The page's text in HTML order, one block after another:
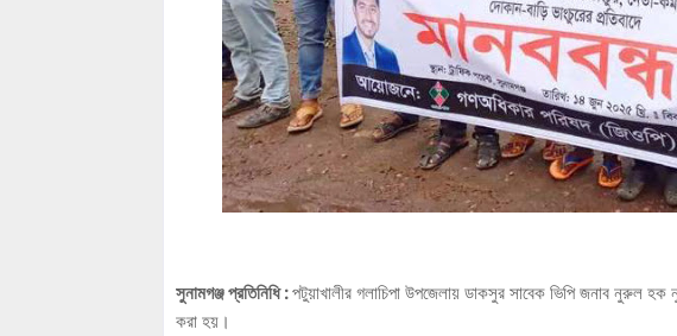
সুনামগঞ্জ প্রতিনিধি :পটুয়াখালীর গলাচিপা উপজেলায় ডাকসুর সাবেক ভিপি জনাব নুরুল
করা হয়।